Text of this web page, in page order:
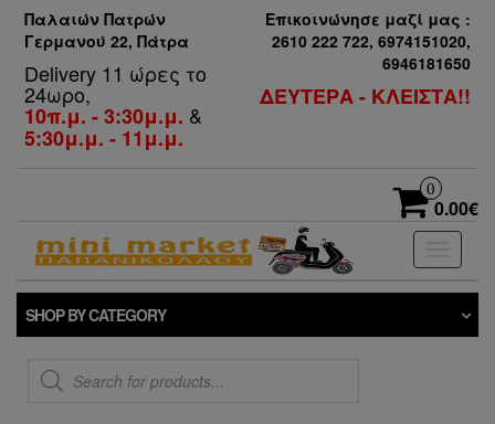
Παλαιών Πατρών
Γερμανού 22, Πάτρα
Delivery 11 ώρες το
24ωρο,
10π.μ. - 3:30μ.μ. &
5:30μ.μ. - 11μ.μ.
Επικοινώνησε μαζί μας :
2610 222 722, 6974151020,
6946181650
ΔΕΥΤΕΡΑ - ΚΛΕΙΣΤΑ!!
0
0.00€
SHOP BY CATEGORY
Products
search